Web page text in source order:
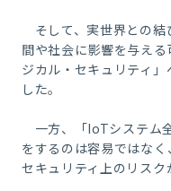
そして、実世界との結
間や社会に影響を与え
ジカル・セキュリティ
した。
一方、「IoTシステム
をするのは容易ではな
セキュリティ上のリスク